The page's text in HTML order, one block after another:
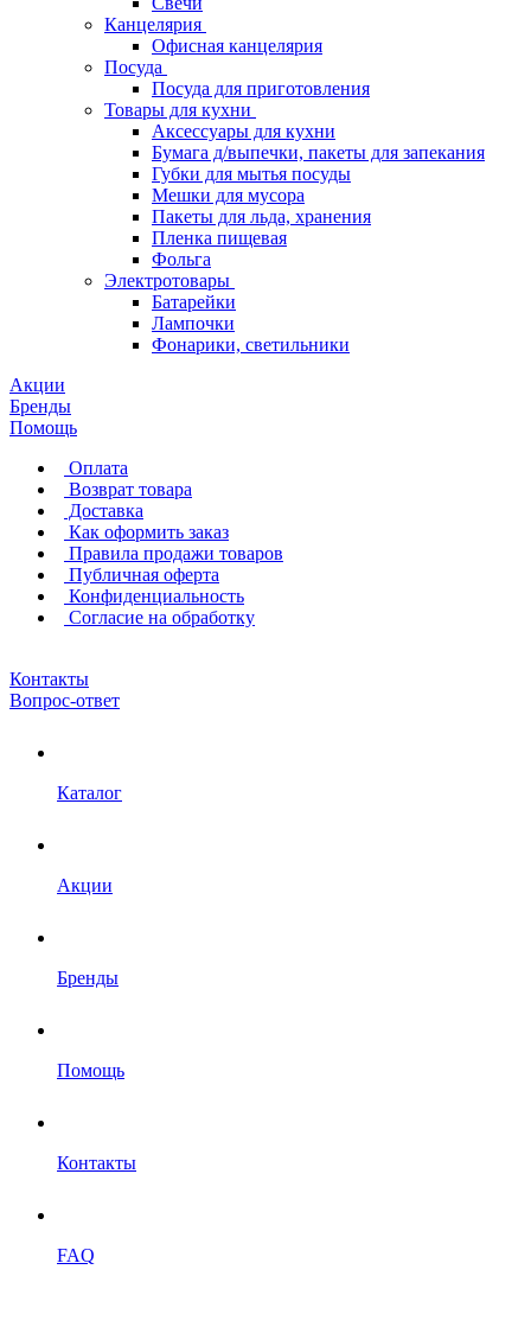
Канцелярия
Офисная канцелярия
Посуда
Посуда для приготовления
Товары для кухни
Аксессуары для кухни
Бумага д/выпечки, пакеты для запекания
Губки для мытья посуды
Мешки для мусора
Пакеты для льда, хранения
Пленка пищевая
Фольга
Электротовары
Батарейки
Лампочки
Фонарики, светильники
Акции
Бренды
Помощь
Оплата
Возврат товара
Доставка
Как оформить заказ
Правила продажи товаров
Публичная оферта
Конфиденциальность
Согласие на обработку
Контакты
Вопрос-ответ
Каталог
Акции
Бренды
Помощь
Контакты
FAQ